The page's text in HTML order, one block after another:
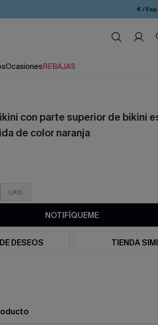
€ /
OcasionesREBAJAS
con parte superior de bikini
de color naranja
L(42)
NOTIFÍQUEME
DESEOS TIENDA